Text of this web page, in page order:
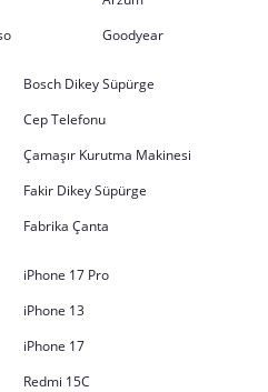
Goodyear
Bosch Dikey Süpürge
Cep Telefonu
Çamaşır Kurutma Makinesi
Fakir Dikey Süpürge
Fabrika Çanta
iPhone 17 Pro
iPhone 13
iPhone 17
Redmi 15C